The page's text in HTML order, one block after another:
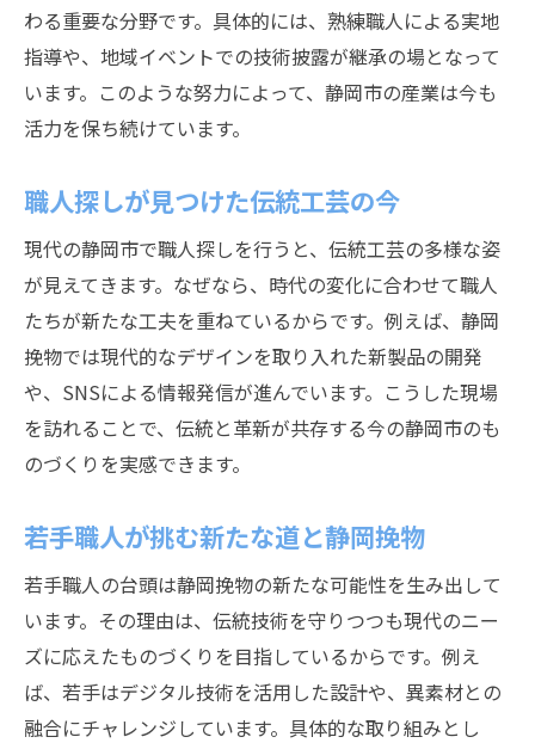
わる重要な分野です。具体的には、熟練職人による実地
指導や、地域イベントでの技術披露が継承の場となって
います。このような努力によって、静岡市の産業は今も
活力を保ち続けています。
職人探しが見つけた伝統工芸の今
現代の静岡市で職人探しを行うと、伝統工芸の多様な姿
が見えてきます。なぜなら、時代の変化に合わせて職人
たちが新たな工夫を重ねているからです。例えば、静岡
挽物では現代的なデザインを取り入れた新製品の開発
や、SNSによる情報発信が進んでいます。こうした現場
を訪れることで、伝統と革新が共存する今の静岡市のも
のづくりを実感できます。
若手職人が挑む新たな道と静岡挽物
若手職人の台頭は静岡挽物の新たな可能性を生み出して
います。その理由は、伝統技術を守りつつも現代のニー
ズに応えたものづくりを目指しているからです。例え
ば、若手はデジタル技術を活用した設計や、異素材との
融合にチャレンジしています。具体的な取り組みとし